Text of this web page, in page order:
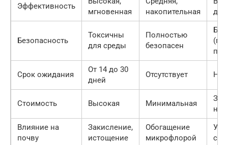
Эффективность
мгновенная
накопительная
Безопасность
Токсичны
для среды
Полностью
безопасен
Срок ожидания
От 14 до 30
дней
Отсутствует Не
Стоимость Высокая Минимальная
Влияние на
почву
Закисление,
истощение
Обогащение
микрофлорой